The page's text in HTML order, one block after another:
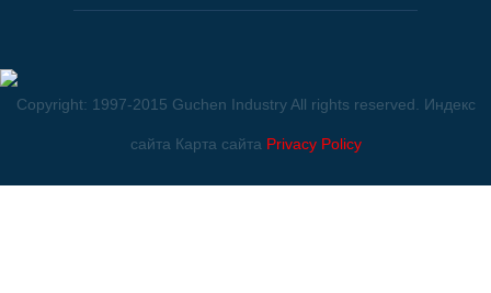
Copyright: 1997-2015 Guchen Industry All rights reserved. Индекс
сайта Карта сайта Privacy Policy